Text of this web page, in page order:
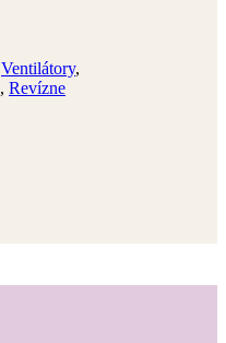
Ventilátory,
, Revízne